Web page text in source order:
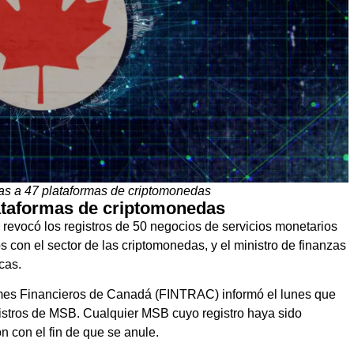
a 47 plataformas de criptomonedas
de criptomonedas
los registros de 50 negocios de servicios monetarios
con el sector de las criptomonedas, y el ministro de finanzas
Financieros de Canadá (FINTRAC) informó el lunes que
de MSB. Cualquier MSB cuyo registro haya sido
con el fin de que se anule.